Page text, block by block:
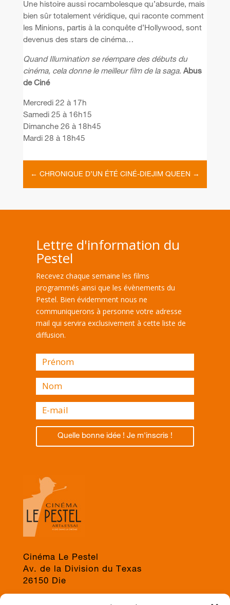
Une histoire aussi rocambolesque qu’absurde, mais
bien sûr totalement véridique, qui raconte comment
les Minions, partis à la conquête d’Hollywood, sont
devenus des stars de cinéma…
Quand Illumination se réempare des débuts du
cinéma, cela donne le meilleur film de la saga. Abus
de Ciné
Mercredi 22 à 17h
Samedi 25 à 16h15
Dimanche 26 à 18h45
Mardi 28 à 18h45
← CHRONIQUE D’UN ÉTÉ CINÉ-DIEJIM QUEEN →
Lettre d'information du
Pestel
Recevez chaque semaine les films
programmés ainsi que les évènements du
Pestel. Bien évidemment nous ne
communiquerons à personne votre adresse
mail qui servira exclusivement à cette liste de
diffusion.
Quelle bonne idée ! Je m'inscris !
Cinéma Le Pestel
Av. de la Division du Texas
26150 Die